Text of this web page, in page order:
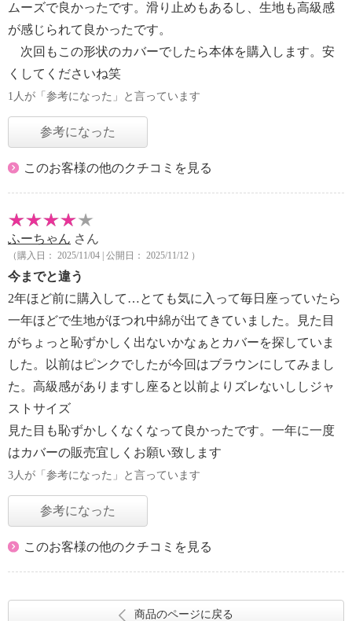
ムーズで良かったです。滑り止めもあるし、生地も高級感
が感じられて良かったです。
次回もこの形状のカバーでしたら本体を購入します。安
くしてくださいね笑
1人が「参考になった」と言っています
参考になった
このお客様の他のクチコミを見る
ふーちゃん さん
（購入日： 2025/11/04 | 公開日： 2025/11/12 ）
今までと違う
2年ほど前に購入して…とても気に入って毎日座っていたら
一年ほどで生地がほつれ中綿が出てきていました。見た目
がちょっと恥ずかしく出ないかなぁとカバーを探していま
した。以前はピンクでしたが今回はブラウンにしてみまし
た。高級感がありますし座ると以前よりズレないししジャ
ストサイズ
見た目も恥ずかしくなくなって良かったです。一年に一度
はカバーの販売宜しくお願い致します
3人が「参考になった」と言っています
参考になった
このお客様の他のクチコミを見る
商品のページに戻る